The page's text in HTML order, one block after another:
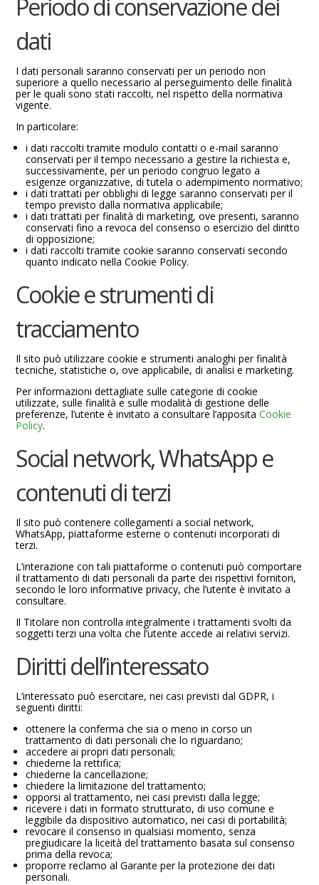
Periodo di conservazione dei
dati
I dati personali saranno conservati per un periodo non
superiore a quello necessario al perseguimento delle finalità
per le quali sono stati raccolti, nel rispetto della normativa
vigente.
In particolare:
i dati raccolti tramite modulo contatti o e-mail saranno
conservati per il tempo necessario a gestire la richiesta e,
successivamente, per un periodo congruo legato a
esigenze organizzative, di tutela o adempimento normativo;
i dati trattati per obblighi di legge saranno conservati per il
tempo previsto dalla normativa applicabile;
i dati trattati per finalità di marketing, ove presenti, saranno
conservati fino a revoca del consenso o esercizio del diritto
di opposizione;
i dati raccolti tramite cookie saranno conservati secondo
quanto indicato nella Cookie Policy.
Cookie e strumenti di
tracciamento
Il sito può utilizzare cookie e strumenti analoghi per finalità
tecniche, statistiche o, ove applicabile, di analisi e marketing.
Per informazioni dettagliate sulle categorie di cookie
utilizzate, sulle finalità e sulle modalità di gestione delle
preferenze, l’utente è invitato a consultare l’appositaCookie
Policy.
Social network, WhatsApp e
contenuti di terzi
Il sito può contenere collegamenti a social network,
WhatsApp, piattaforme esterne o contenuti incorporati di
terzi.
L’interazione con tali piattaforme o contenuti può comportare
il trattamento di dati personali da parte dei rispettivi fornitori,
secondo le loro informative privacy, che l’utente è invitato a
consultare.
Il Titolare non controlla integralmente i trattamenti svolti da
soggetti terzi una volta che l’utente accede ai relativi servizi.
Diritti dell’interessato
L’interessato può esercitare, nei casi previsti dal GDPR, i
seguenti diritti:
ottenere la conferma che sia o meno in corso un
trattamento di dati personali che lo riguardano;
accedere ai propri dati personali;
chiederne la rettifica;
chiederne la cancellazione;
chiedere la limitazione del trattamento;
opporsi al trattamento, nei casi previsti dalla legge;
ricevere i dati in formato strutturato, di uso comune e
leggibile da dispositivo automatico, nei casi di portabilità;
revocare il consenso in qualsiasi momento, senza
pregiudicare la liceità del trattamento basata sul consenso
prima della revoca;
proporre reclamo al Garante per la protezione dei dati
personali.